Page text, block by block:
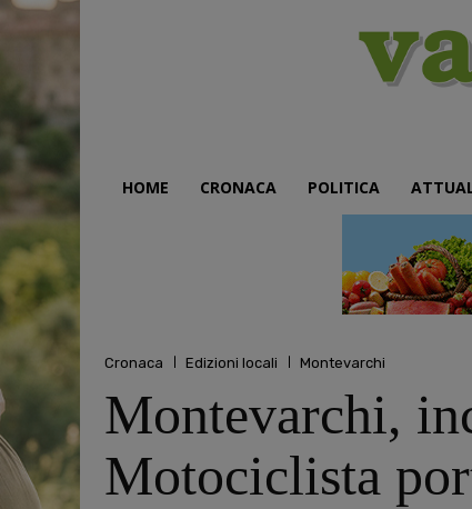
HOME CRONACA POLITICA
Cronaca Edizioni locali Montevarchi
Montevarchi,
Motociclista